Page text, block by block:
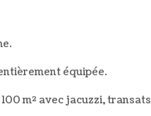
équipée.
m² avec jacuzzi, transats